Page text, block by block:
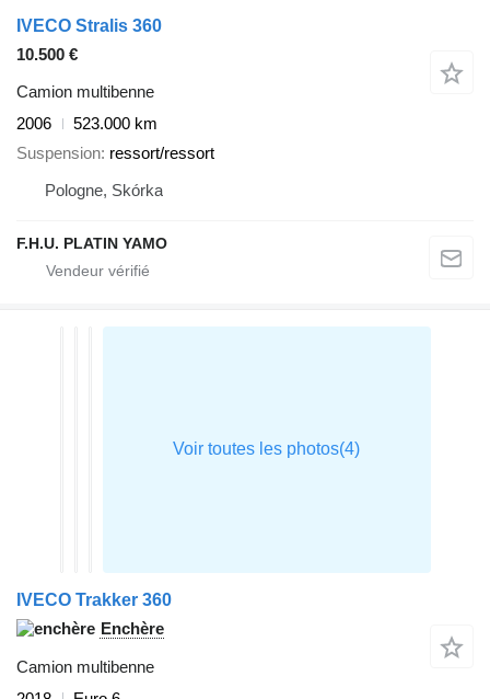
IVECO Stralis 360
10.500 €
Camion multibenne
2006
523.000 km
Suspension ressort/ressort
Pologne, Skórka
F.H.U. PLATIN YAMO
IVECO Trakker 360
Enchère
Camion multibenne